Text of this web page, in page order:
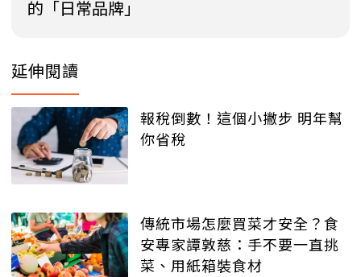
的「日常品牌」
延伸閱讀
報稅倒數！這個小撇步 明年幫
你省稅
傳統市場怎麼買菜才安全？食
安專家譚敦慈：手不要一直挑
菜、用紙箱裝食材